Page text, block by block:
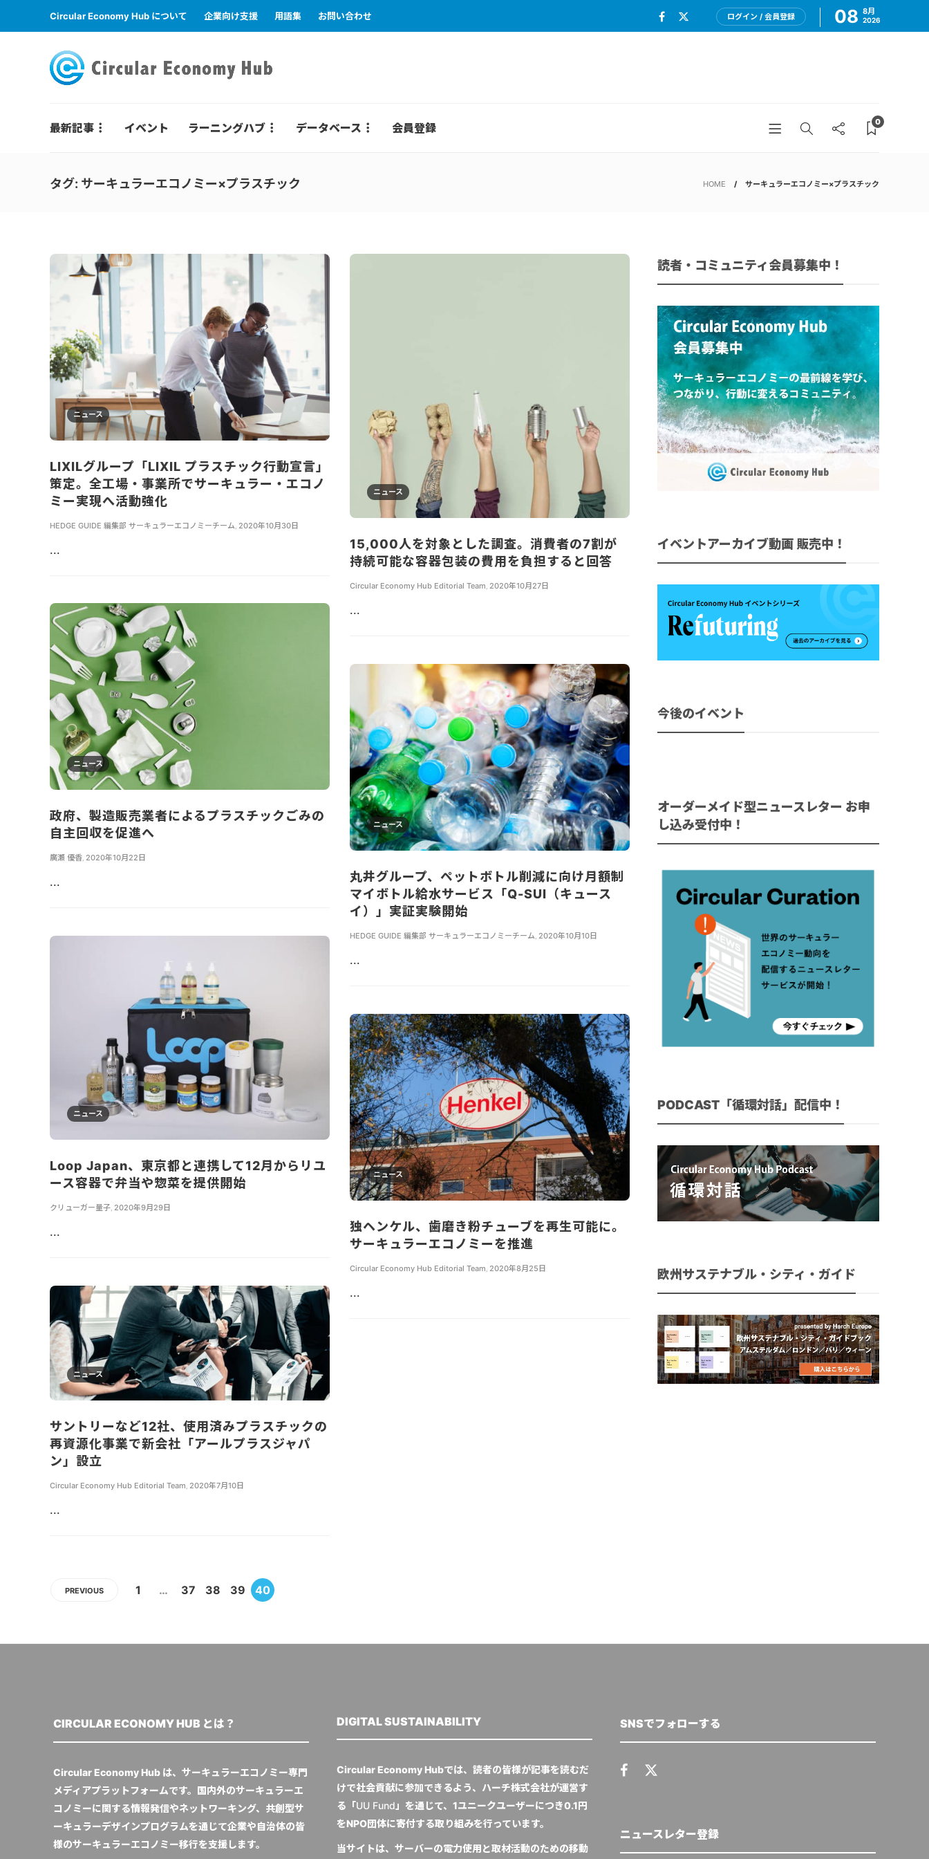
Circular Economy Hub について 企業向け支援 用語集 お問い合わせ ログイン / 会員登録 08 8月
2026
最新記事 イベント ラーニングハブ データベース 会員登録 0
タグ: サーキュラーエコノミー×プラスチック HOME サーキュラーエコノミー×プラスチック
ニュース
LIXILグループ「LIXIL プラスチック行動宣言」
策定。全工場・事業所でサーキュラー・エコノ
ミー実現へ活動強化
HEDGE GUIDE 編集部 サーキュラーエコノミーチーム 2020年10月30日
...
ニュース
15,000人を対象とした調査。消費者の7割が
持続可能な容器包装の費用を負担すると回答
Circular Economy Hub Editorial Team, 2020年10月27日
...
ニュース
政府、製造販売業者によるプラスチックごみの
自主回収を促進へ
廣瀬 優香 2020年10月22日
...
ニュース
丸井グループ、ペットボトル削減に向け月額制
マイボトル給水サービス「Q-SUI（キュース
イ）」実証実験開始
HEDGE GUIDE 編集部 サーキュラーエコノミーチーム 2020年10月10日
...
ニュース
Loop Japan、東京都と連携して12月からリユ
ース容器で弁当や惣菜を提供開始
クリューガー量子, 2020年9月29日
...
ニュース
独ヘンケル、歯磨き粉チューブを再生可能に。
サーキュラーエコノミーを推進
Circular Economy Hub Editorial Team 2020年8月25日
...
ニュース
サントリーなど12社、使用済みプラスチックの
再資源化事業で新会社「アールプラスジャパ
ン」設立
Circular Economy Hub Editorial Team, 2020年7月10日
...
PREVIOUS 1 … 37 38 39 40
読者・コミュニティ会員募集中！
イベントアーカイブ動画 販売中！
今後のイベント
オーダーメイド型ニュースレター お申
し込み受付中！
PODCAST「循環対話」配信中！
欧州サステナブル・シティ・ガイド
CIRCULAR ECONOMY HUB とは？
Circular Economy Hub は、サーキュラーエコノミー専門
メディアプラットフォームです。国内外のサーキュラーエ
コノミーに関する情報発信やネットワーキング、共創型サ
ーキュラーデザインプログラムを通じて企業や自治体の皆
様のサーキュラーエコノミー移行を支援します。
DIGITAL SUSTAINABILITY
Circular Economy Hubでは、読者の皆様が記事を読むだ
けで社会貢献に参加できるよう、ハーチ株式会社が運営す
る「UU Fund 」を通じて、1ユニークユーザーにつき0.1円
をNPO団体に寄付する取り組みを行っています。
当サイトは、サーバーの電力使用と取材活動のための移動
SNSでフォローする
ニュースレター登録